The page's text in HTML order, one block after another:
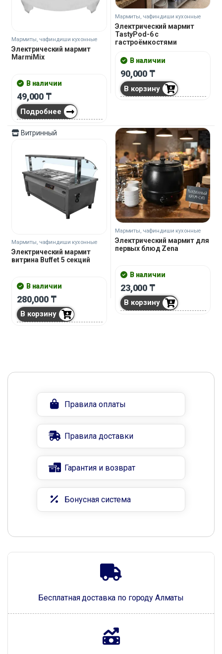
Мармиты, чафиндиши кухонные
Электрический мармит
MarmiMix
В наличии
49,000 ₸
Подробнее
Мармиты, чафиндиши кухонные
Электрический мармит
TastyPod-6 с
гастроёмкостями
В наличии
90,000 ₸
В корзину
Витринный
Мармиты, чафиндиши кухонные
Электрический мармит
витрина Buffet 5 секций
В наличии
280,000 ₸
В корзину
Мармиты, чафиндиши кухонные
Электрический мармит для
первых блюд Zena
В наличии
23,000 ₸
В корзину
Бесплатная доставка по городу Алматы
Правила оплаты
Правила доставки
Гарантия и возврат
Бонусная система